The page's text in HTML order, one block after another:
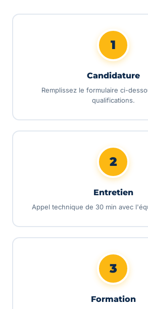
1
Candidature
Remplissez le formulaire ci-
qualifications.
2
Entretien
Appel technique de 30 min avec
3
Formation